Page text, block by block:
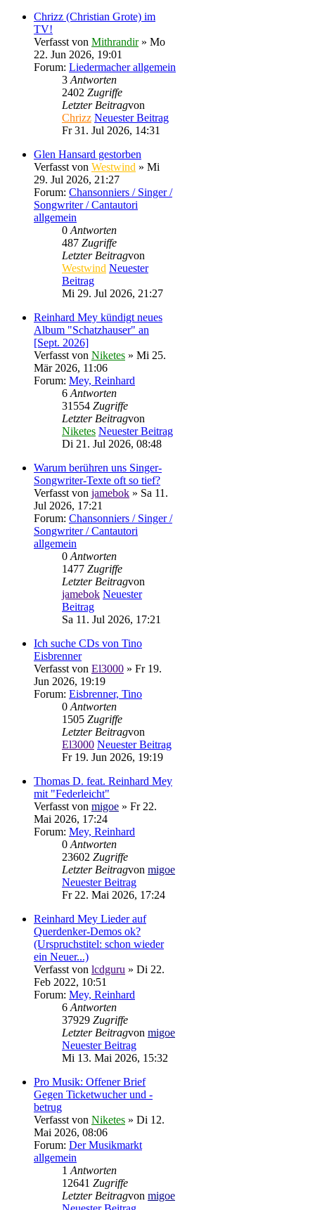
Chrizz (Christian Grote) im
TV!
Verfasst von Mithrandir» Mo
22. Jun 2026, 19:01
Forum: Liedermacher allgemein
3 Antworten
2402 Zugriffe
Letzter Beitragvon
Chrizz Neuester Beitrag
Fr 31. Jul 2026, 14:31
Glen Hansard gestorben
Verfasst von Westwind » Mi
29. Jul 2026, 21:27
Forum: Chansonniers / Singer /
Songwriter / Cantautori
allgemein
0 Antworten
487 Zugriffe
Letzter Beitragvon
Westwind Neuester
Beitrag
Mi 29. Jul 2026, 21:27
Reinhard Mey kündigt neues
Album "Schatzhauser" an
[Sept. 2026]
Verfasst von Niketes » Mi 25.
Mär 2026, 11:06
Forum: Mey, Reinhard
6 Antworten
31554 Zugriffe
Letzter Beitragvon
Niketes Neuester Beitrag
Di 21. Jul 2026, 08:48
Warum berühren uns Singer-
Songwriter-Texte oft so tief?
Verfasst von jamebok » Sa 11.
Jul 2026, 17:21
Forum: Chansonniers / Singer /
Songwriter / Cantautori
allgemein
0 Antworten
1477 Zugriffe
Letzter Beitragvon
jamebok Neuester
Beitrag
Sa 11. Jul 2026, 17:21
Ich suche CDs von Tino
Eisbrenner
Verfasst von El3000 » Fr 19.
Jun 2026, 19:19
Forum: Eisbrenner, Tino
0 Antworten
1505 Zugriffe
Letzter Beitragvon
El3000 Neuester Beitrag
Fr 19. Jun 2026, 19:19
Thomas D. feat. Reinhard Mey
mit "Federleicht"
Verfasst von migoe » Fr 22.
Mai 2026, 17:24
Forum: Mey, Reinhard
0 Antworten
23602 Zugriffe
Letzter Beitragvon migoe
Neuester Beitrag
Fr 22. Mai 2026, 17:24
Reinhard Mey Lieder auf
Querdenker-Demos ok?
(Urspruchstitel: schon wieder
ein Neuer...)
Verfasst von lcdguru » Di 22.
Feb 2022, 10:51
Forum: Mey, Reinhard
6 Antworten
37929 Zugriffe
Letzter Beitragvon migoe
Neuester Beitrag
Mi 13. Mai 2026, 15:32
Pro Musik: Offener Brief
Gegen Ticketwucher und -
betrug
Verfasst von Niketes » Di 12.
Mai 2026, 08:06
Forum: Der Musikmarkt
allgemein
1 Antworten
12641 Zugriffe
Letzter Beitragvon migoe